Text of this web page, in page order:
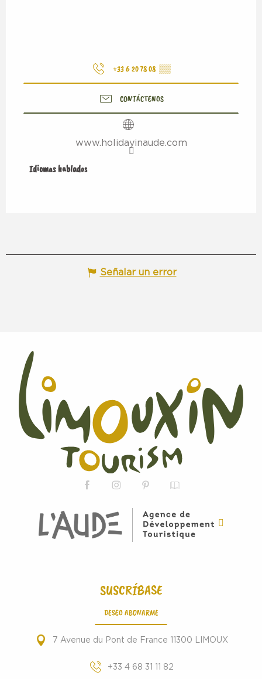
+33 6 20 78 08 ▒▒
CONTÁCTENOS
www.holidayinaude.com
Idiomas hablados
Idiomas hablados
Señalar un error
SUSCRÍBASE
DESEO ABONARME
7 Avenue du Pont de France 11300 LIMOUX
+33 4 68 31 11 82